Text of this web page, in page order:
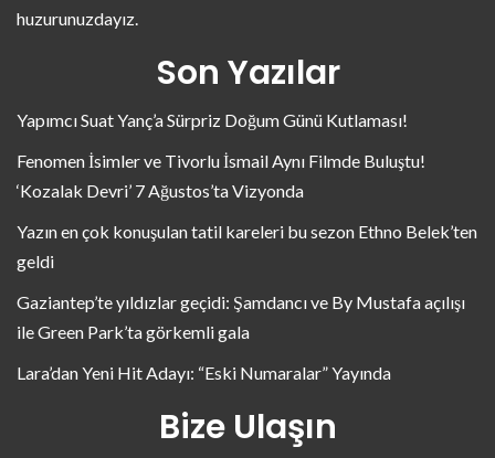
huzurunuzdayız.
Son Yazılar
Yapımcı Suat Yanç’a Sürpriz Doğum Günü Kutlaması!
Fenomen İsimler ve Tivorlu İsmail Aynı Filmde Buluştu!
‘Kozalak Devri’ 7 Ağustos’ta Vizyonda
Yazın en çok konuşulan tatil kareleri bu sezon Ethno Belek’ten
geldi
Gaziantep’te yıldızlar geçidi: Şamdancı ve By Mustafa açılışı
ile Green Park’ta görkemli gala
Lara’dan Yeni Hit Adayı: “Eski Numaralar” Yayında
Bize Ulaşın